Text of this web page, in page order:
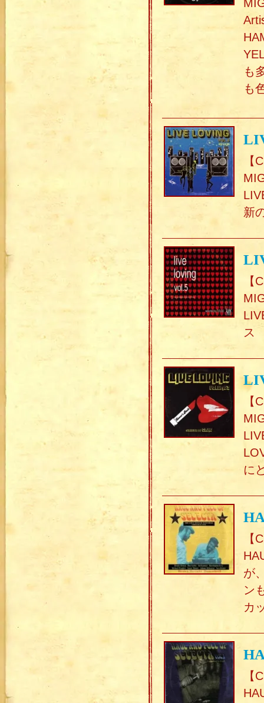
も
も
【
新
【
ス
【
に
【
が
ン
カ
【